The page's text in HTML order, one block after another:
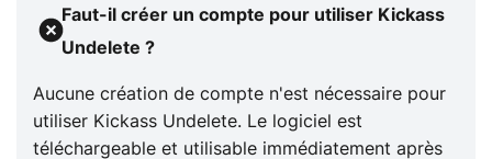
Faut-il créer un compte pour utiliser Kickass
Undelete ?
Aucune création de compte n'est nécessaire pour
utiliser Kickass Undelete. Le logiciel est
téléchargeable et utilisable immédiatement après